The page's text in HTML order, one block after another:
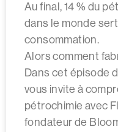
Au final, 14 % du
dans le monde
consommation.
Alors comment
Dans cet épisode
vous invite à
pétrochimie avec
fondateur de